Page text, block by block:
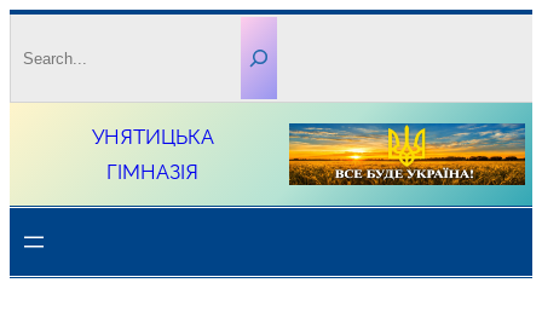
до
вмісту
УНЯТИЦЬКА
ГІМНАЗІЯ